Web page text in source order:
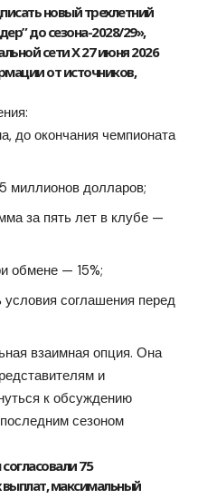
новый трехлетний
до сезона-2028/29»,
сети X 27 июня 2026
от источников,
до окончания чемпионата
миллионов долларов;
за пять лет в клубе —
обмене — 15%;
соглашения перед
взаимная опция. Она
и
к обсуждению
сезоном
75
максимальный